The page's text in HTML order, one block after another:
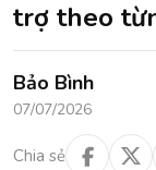
trợ theo
Bảo Bình
07/07/2026
Chia sẻ